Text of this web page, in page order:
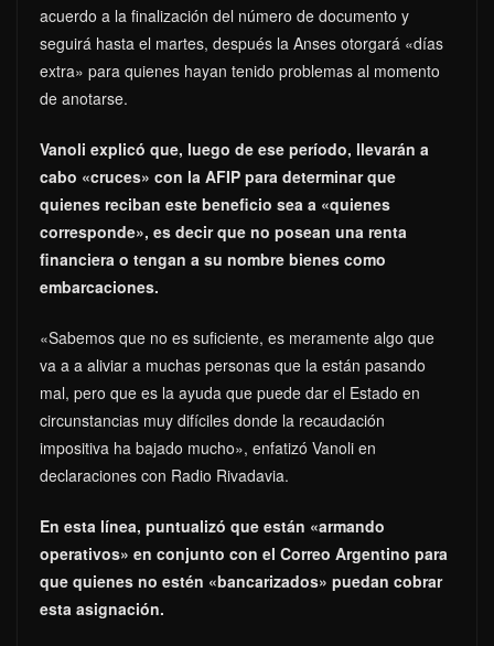
acuerdo a la finalización del número de documento y
seguirá hasta el martes, después la Anses otorgará «días
extra» para quienes hayan tenido problemas al momento
de anotarse.
Vanoli explicó que, luego de ese período, llevarán a
cabo «cruces» con la AFIP para determinar que
quienes reciban este beneficio sea a «quienes
corresponde», es decir que no posean una renta
financiera o tengan a su nombre bienes como
embarcaciones.
«Sabemos que no es suficiente, es meramente algo que
va a a aliviar a muchas personas que la están pasando
mal, pero que es la ayuda que puede dar el Estado en
circunstancias muy difíciles donde la recaudación
impositiva ha bajado mucho», enfatizó Vanoli en
declaraciones con Radio Rivadavia.
En esta línea, puntualizó que están «armando
operativos» en conjunto con el Correo Argentino para
que quienes no estén «bancarizados» puedan cobrar
esta asignación.